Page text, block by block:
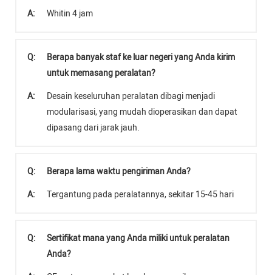
A:
Whitin 4 jam
Q:
Berapa banyak staf ke luar negeri yang Anda kirim
untuk memasang peralatan?
A:
Desain keseluruhan peralatan dibagi menjadi
modularisasi, yang mudah dioperasikan dan dapat
dipasang dari jarak jauh.
Q:
Berapa lama waktu pengiriman Anda?
A:
Tergantung pada peralatannya, sekitar 15-45 hari
Q:
Sertifikat mana yang Anda miliki untuk peralatan
Anda?